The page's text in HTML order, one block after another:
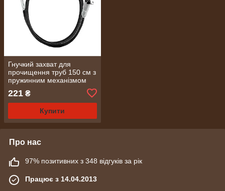
Гнучкий захват для
прочищення труб 150 см з
пружинним механізмом
221 ₴
Купити
Про нас
97% позитивних з 348 відгуків за рік
Працює з 14.04.2013